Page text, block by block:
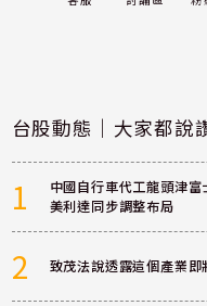
台股動態｜大家都說
1
中國自行車代工龍頭津
美利達同步調整布局
2 致茂法說透露這個產業即